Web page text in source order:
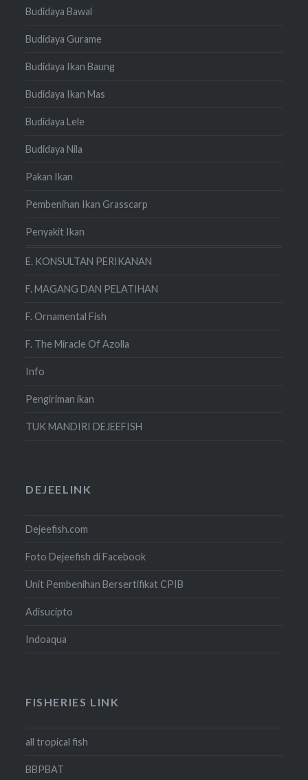
Budidaya Bawal
Budidaya Gurame
Budidaya Ikan Baung
Budidaya Ikan Mas
Budidaya Lele
Budidaya Nila
Pakan Ikan
Pembenihan Ikan Grasscarp
Penyakit Ikan
E. KONSULTAN PERIKANAN
F. MAGANG DAN PELATIHAN
F. Ornamental Fish
F. The Miracle Of Azolla
Info
Pengiriman ikan
TUK MANDIRI DEJEEFISH
DEJEELINK
Dejeefish.com
Foto Dejeefish di Facebook
Unit Pembenihan Bersertifikat CPIB
Adisucipto
Indoaqua
FISHERIES LINK
all tropical fish
BBPBAT